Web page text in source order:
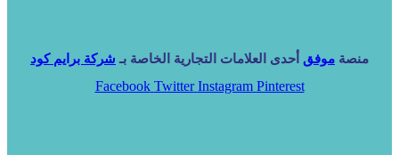
منصة موفق أحدى العلامات التجارية الخاصة بـ شركة برايم كود
Facebook Twitter Instagram Pinterest